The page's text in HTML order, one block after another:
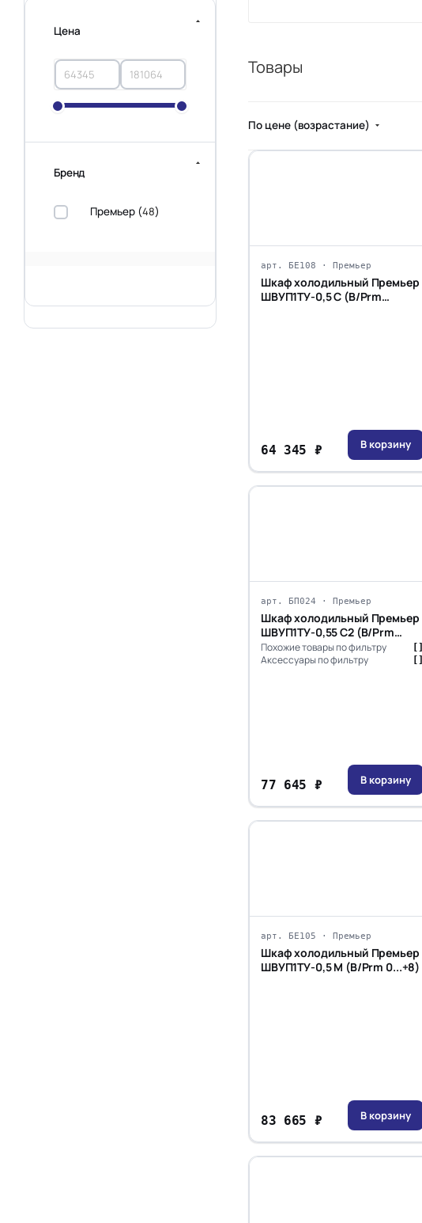
Товары
По цене (возрастание)
арт. БЕ108 · Премьер
Шкаф холодильный Премьер
ШВУП1ТУ-0,5 С (В/Prm
64 345 ₽ В корзину
арт. БП024 · Премьер
Шкаф холодильный Премьер
ШВУП1ТУ-0,55 С2 (В/Prm
+5...+10)
Похожие товары по фильтру []
Аксессуары по фильтру []
77 645 ₽ В корзину
арт. БЕ105 · Премьер
Шкаф холодильный Премьер
ШВУП1ТУ-0,5 М (В/Prm 0...+8)
83 665 ₽ В корзину
Цена
Бренд
Премьер (48)